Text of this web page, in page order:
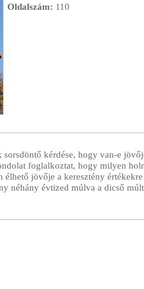
Oldalszám: 110
kérdése, hogy van-e
foglalkoztat, hogy milyen
jövője a keresztény
néhány évtized múlva a dicső